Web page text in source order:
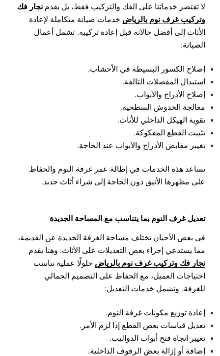
لا تقتصر خدماتنا على الفك والتركيب فقط، بل يقدم نجار فك
وتركيب غرف نوم بالرياض خدمات صيانة متكاملة لإعادة
الأثاث إلى أفضل حالاته قبل إعادة تركيبه. تشمل أعمال
الصيانة:
إصلاح الكسور البسيطة في الأخشاب.
استبدال المفصلات التالفة.
إصلاح الأدراج والأبواب.
معالجة الخدوش السطحية.
تقوية الهيكل الداخلي للأثاث.
تثبيت القطع المفكوكة.
تغيير مقابض الأدراج والأبواب عند الحاجة.
تساعد هذه الخدمات في إطالة عمر غرفة النوم والحفاظ
على مظهرها الأنيق دون الحاجة إلى شراء أثاث جديد.
تعديل غرف النوم بما يتناسب مع المساحة الجديدة
في بعض الأحيان تختلف مساحة الغرفة الجديدة عن القديمة،
مما يستدعي إجراء بعض التعديلات على الأثاث. وهنا يقدم
نجار فك وتركيب غرف نوم بالرياض حلولًا عملية تناسب
احتياجات العميل، مع الحفاظ على التصميم الجمالي
للغرفة. وتشمل خدمات التعديل:
إعادة توزيع مكونات غرفة النوم.
تعديل قياسات بعض القطع إذا لزم الأمر.
تغيير اتجاه فتح أبواب الدواليب.
إضافة أو إزالة بعض الرفوف الداخلية.